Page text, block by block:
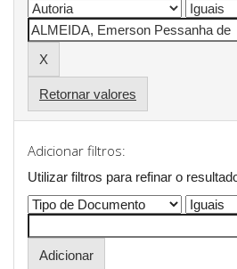
Retornar valores
Adicionar filtros:
Utilizar filtros para refinar o